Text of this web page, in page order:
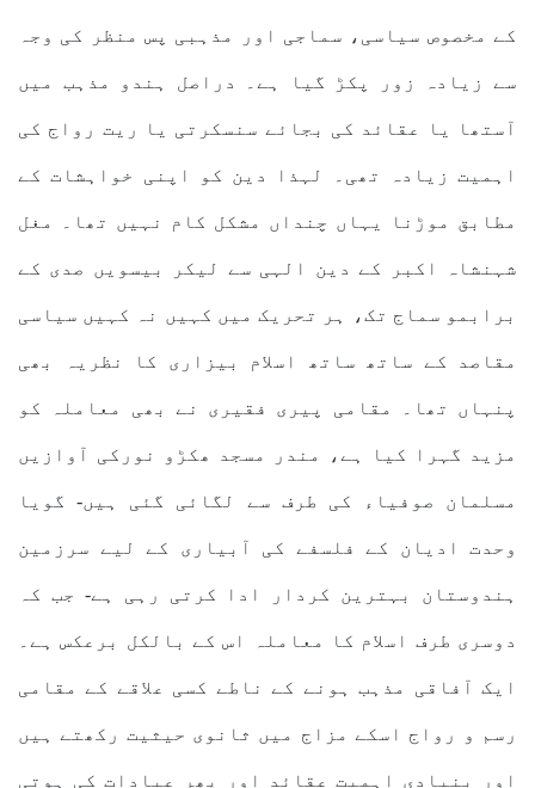
کے مخصوص سیاسی، سماجی اور مذہبی پس منظر کی وجہ
سے زیادہ زور پکڑ گیا ہے۔ دراصل ہندو مذہب میں
آستھا یا عقائد کی بجائے سنسکرتی یا ریت رواج کی
اہمیت زیادہ تھی۔ لہذا دین کو اپنی خواہشات کے
مطابق موڑنا یہاں چنداں مشکل کام نہیں تھا۔ مغل
شہنشاہ اکبر کے دین الہی سے لیکر بیسویں صدی کے
برابمو سماج تک، ہر تحریک میں کہیں نہ کہیں سیاسی
مقاصد کے ساتھ ساتھ اسلام بیزاری کا نظریہ بھی
پنہاں تھا۔ مقامی پیری فقیری نے بھی معاملہ کو
مزید گہرا کیا ہے، مندر مسجد ھکڑو نورکی آوازیں
مسلمان صوفیاء کی طرف سے لگائی گئی ہیں- گویا
وحدت ادیان کے فلسفے کی آبیاری کے لیے سرزمین
ہندوستان بہترین کردار ادا کرتی رہی ہے- جب کہ
دوسری طرف اسلام کا معاملہ اس کے بالکل برعکس ہے۔
ایک آفاقی مذہب ہونے کے ناطے کسی علاقے کے مقامی
رسم و رواج اسکے مزاج میں ثانوی حیثیت رکھتے ہیں
اور بنیادی اہمیت عقائد اور پھر عبادات کی ہوتی